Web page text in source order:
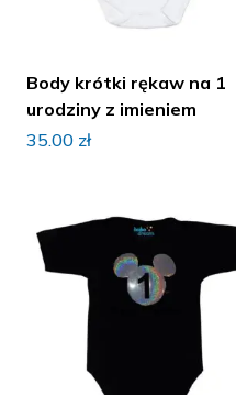
Body krótki rękaw na 1
urodziny z imieniem
35.00 zł